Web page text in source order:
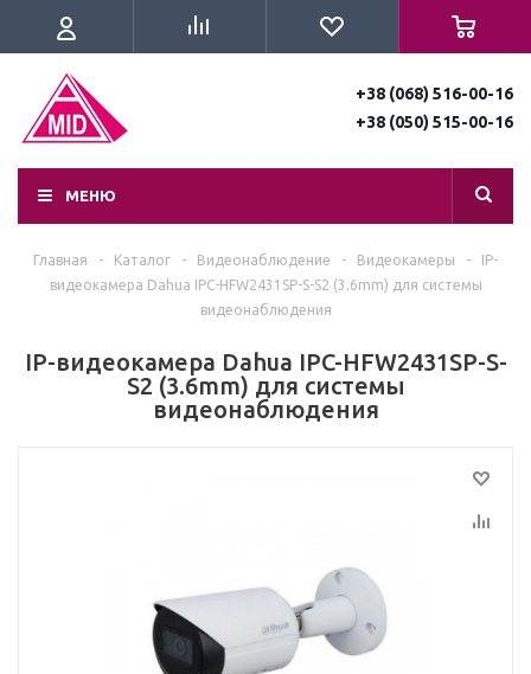
+38 (068) 516-00-16
+38 (050) 515-00-16
МЕНЮ
Главная - Каталог - Видеонаблюдение - Видеокамеры -
IP-
видеокамера Dahua IPC-HFW2431SP-S-S2 (3.6mm) для системы
видеонаблюдения
IP-видеокамера Dahua IPC-HFW2431SP-S-
S2 (3.6mm) для системы
видеонаблюдения